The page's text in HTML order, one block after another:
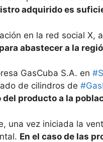
adquirido es
en la red social X,
abastecer a la
GasCuba S.A. en
de cilindros de
producto a la
una vez iniciada la
En el caso de las